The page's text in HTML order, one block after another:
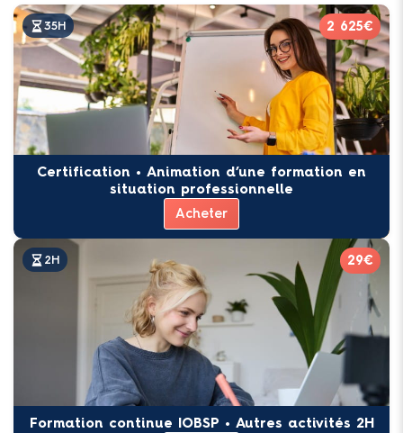
35H 2 625€
Certification • Animation d’une formation en
situation professionnelle
Acheter
2H 29€
Formation continue IOBSP • Autres activités 2H